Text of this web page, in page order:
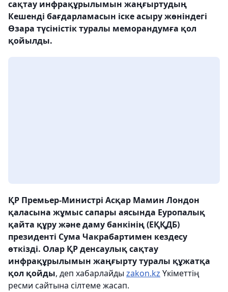
сақтау инфрақұрылымын жаңғыртудың
Кешенді бағдарламасын іске асыру жөніндегі
Өзара түсіністік туралы меморандумға қол
қойылды.
ҚР Премьер-Министрі Асқар Мамин Лондон
қаласына жұмыс сапары аясында Еуропалық
қайта құру және даму банкінің (ЕҚҚДБ)
президенті Сума Чакрабартимен кездесу
өткізді. Олар ҚР денсаулық сақтау
инфрақұрылымын жаңғырту туралы құжатқа
қол қойды, деп хабарлайды zakon.kz Үкіметтің
ресми сайтына сілтеме жасап.